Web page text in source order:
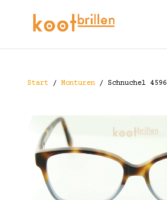
Start/ Monturen/ Schnuchel 4596